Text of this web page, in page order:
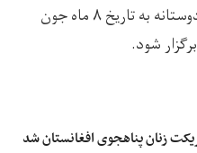
قرار است دیدار برگشت این بازی دوستانه به تاریخ ۸ ماه جون
شود.
زنان پناهجوی افغانستان شد